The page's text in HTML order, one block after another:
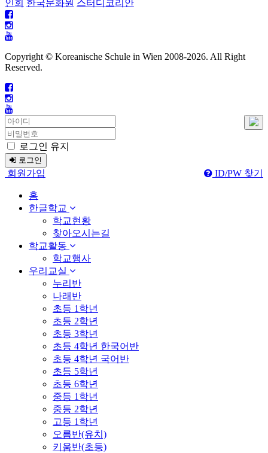
인회 한국문화원 스터디코리안
Copyright © Koreanische Schule in Wien 2008-2026. All Right
Reserved.
로그인 유지
로그인
회원가입 ID/PW 찾기
홈
한글학교
학교현황
찾아오시는길
학교활동
학교행사
우리교실
누리반
나래반
초등 1학년
초등 2학년
초등 3학년
초등 4학년 한국어반
초등 4학년 국어반
초등 5학년
초등 6학년
중등 1학년
중등 2학년
고등 1학년
오름반(유치)
키움반(초등)